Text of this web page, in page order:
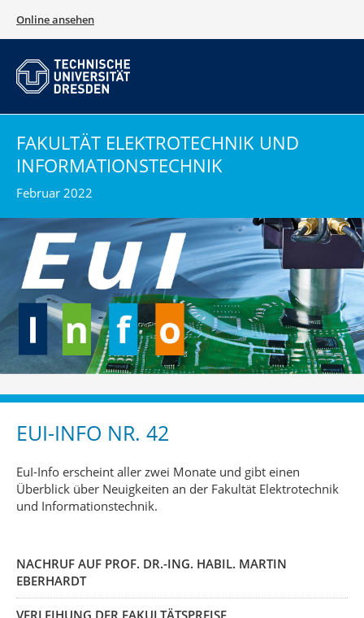
Online ansehen
FAKULTÄT ELEKTROTECHNIK UND
INFORMATIONSTECHNIK
Februar 2022
EUI-INFO NR. 42
EuI-Info erscheint aller zwei Monate und gibt einen
Überblick über Neuigkeiten an der Fakultät Elektrotechnik
und Informationstechnik.
NACHRUF AUF PROF. DR.-ING. HABIL. MARTIN
EBERHARDT
VERLEIHUNG DER FAKULTÄTSPREISE